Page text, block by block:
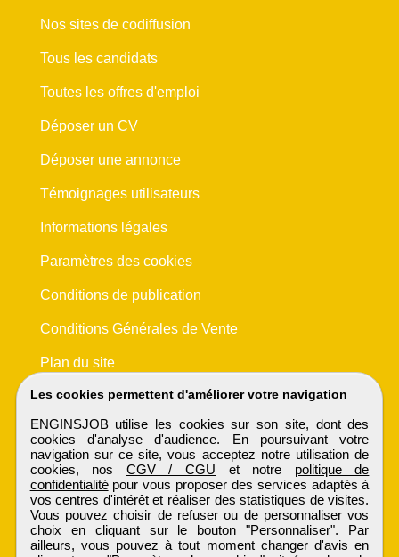
Les cookies permettent d'améliorer votre navigation
ENGINSJOB utilise les cookies sur son site, dont des
cookies d'analyse d'audience. En poursuivant votre
navigation sur ce site, vous acceptez notre utilisation de
cookies, nos CGV / CGU et notre politique de
confidentialitépour vous proposer des services adaptés à
vos centres d'intérêt et réaliser des statistiques de visites.
Vous pouvez choisir de refuser ou de personnaliser vos
choix en cliquant sur le bouton "Personnaliser". Par
ailleurs, vous pouvez à tout moment changer d'avis en
Nos sites de codiffusion
Tous les candidats
Toutes les offres d'emploi
Déposer un CV
Déposer une annonce
Témoignages utilisateurs
Informations légales
Paramètres des cookies
Conditions de publication
Conditions Générales de Vente
Plan du site